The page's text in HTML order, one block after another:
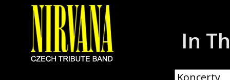
In